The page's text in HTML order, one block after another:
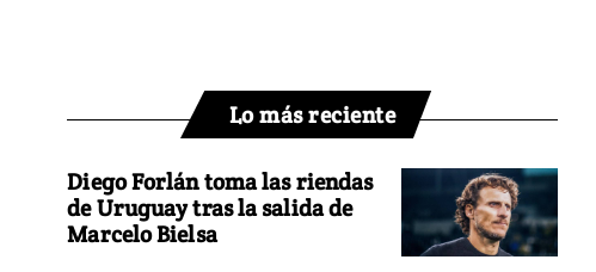
Lo más reciente
Diego Forlán toma las riendas
de Uruguay tras la salida de
Marcelo Bielsa